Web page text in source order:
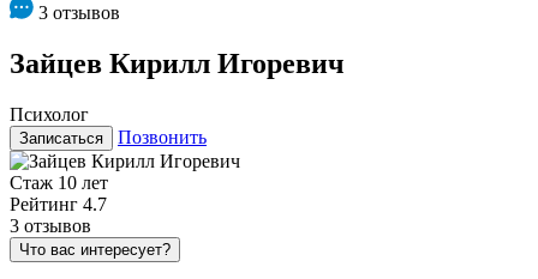
3 отзывов
Зайцев Кирилл Игоревич
Психолог
Записаться Позвонить
Стаж 10 лет
Рейтинг 4.7
3 отзывов
Что вас интересует?